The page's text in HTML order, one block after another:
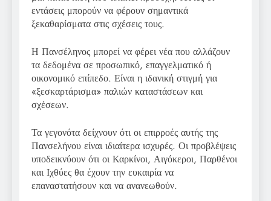
εντάσεις μπορούν να φέρουν σημαντικά
ξεκαθαρίσματα στις σχέσεις τους.
Η Πανσέληνος μπορεί να φέρει νέα που αλλάζουν
τα δεδομένα σε προσωπικό, επαγγελματικό ή
οικονομικό επίπεδο. Είναι η ιδανική στιγμή για
«ξεσκαρτάρισμα» παλιών καταστάσεων και
σχέσεων.
Τα γεγονότα δείχνουν ότι οι επιρροές αυτής της
Πανσελήνου είναι ιδιαίτερα ισχυρές. Οι προβλέψεις
υποδεικνύουν ότι οι Καρκίνοι, Αιγόκεροι, Παρθένοι
και Ιχθύες θα έχουν την ευκαιρία να
επαναστατήσουν και να ανανεωθούν.